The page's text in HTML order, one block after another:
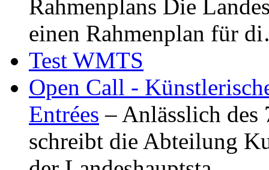
Rahmenplans Die
einen Rahmenplan für
Test WMTS
Open Call -
Entrées – Anlässlich
schreibt die Abteilung